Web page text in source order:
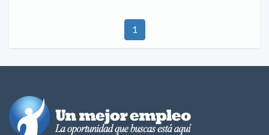
1